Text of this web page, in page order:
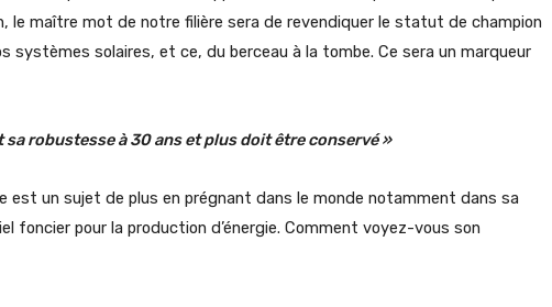
le maître mot de notre filière sera de revendiquer le statut de champion
systèmes solaires, et ce, du berceau à la tombe. Ce sera un marqueur
sa robustesse à 30 ans et plus doit être conservé »
est un sujet de plus en prégnant dans le monde notamment dans sa
foncier pour la production d’énergie. Comment voyez-vous son